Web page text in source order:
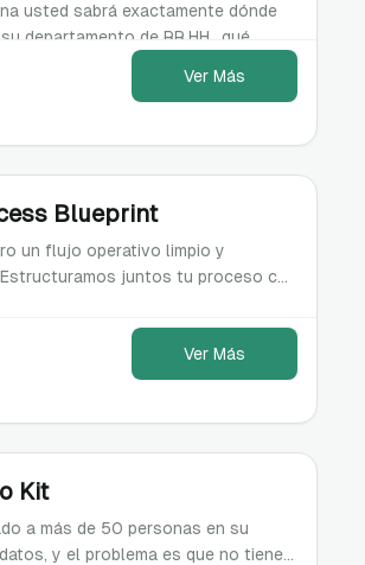
usted sabrá exactamente dónde
departamento de RR.HH., qué
corriendo sin saberlo, y qué corregir
Ver Más
Blueprint
un flujo operativo limpio y
juntos tu proceso con
Ver Más
Kit
a más de 50 personas en su
y el problema es que no tienen